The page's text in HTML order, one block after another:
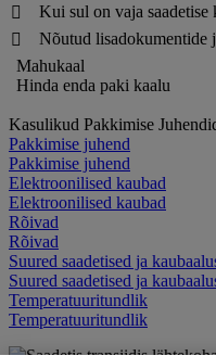

Kui sul on vaja

Nõutud lisadokumentide
Mahukaal
Hinda enda paki kaalu
Kasulikud Pakkimise
Pakkimise juhend
Pakkimise juhend
Elektroonilised kaubad
Elektroonilised kaubad
Rõivad
Rõivad
Suured saadetised ja
Suured saadetised ja
Temperatuuritundlik
Temperatuuritundlik